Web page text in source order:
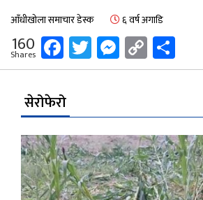
आँधीखोला समाचार डेस्क ६ वर्ष अगाडि
160
Shares Facebook
Twitter
Messenger
Copy
Link
सेरोफेरो